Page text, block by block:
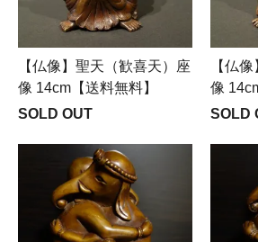
【仏像】聖天（歓喜天）座
像 14cm【送料無料】
SOLD OUT
【仏
像
SOLD